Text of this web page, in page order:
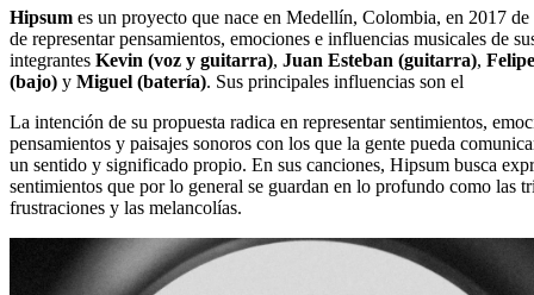
Hipsum es un proyecto que nace en Medellín, Colombia, en 2017 de
de representar pensamientos, emociones e influencias musicales de
integrantes Kevin (voz y guitarra), Juan Esteban (guitarra), Felipe
(bajo) y Miguel (batería). Sus principales influencias son el
La intención de su propuesta radica en representar sentimientos,
pensamientos y paisajes sonoros con los que la gente pueda
un sentido y significado propio. En sus canciones, Hipsum busca
sentimientos que por lo general se guardan en lo profundo como las
frustraciones y las melancolías.